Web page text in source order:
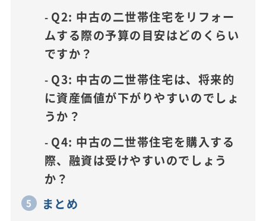
Q2: 中古の二世帯住宅をリフォー
ムする際の予算の目安はどのくらい
ですか？
Q3: 中古の二世帯住宅は、将来的
に資産価値が下がりやすいのでしょ
うか？
Q4: 中古の二世帯住宅を購入する
際、融資は受けやすいのでしょう
か？
まとめ